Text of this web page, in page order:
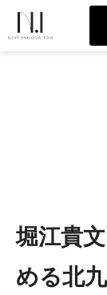
堀江貴
める北